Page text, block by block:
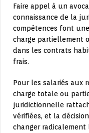
Faire appel à un
connaissance de la
compétences font
charge partiellement
dans les contrats
frais.
Pour les salariés aux
charge totale ou
juridictionnelle
vérifiées, et la
changer radicalement